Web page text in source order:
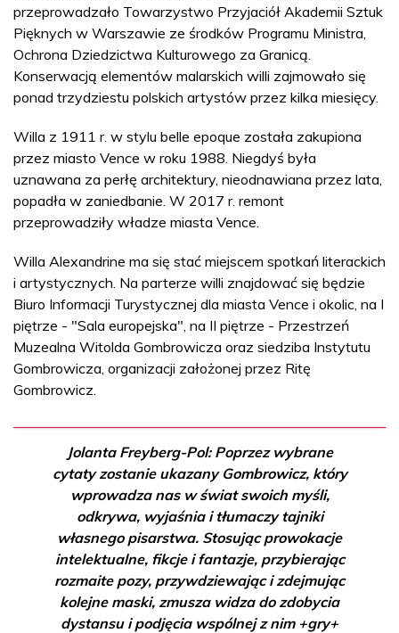
przeprowadzało Towarzystwo Przyjaciół Akademii Sztuk
Pięknych w Warszawie ze środków Programu Ministra,
Ochrona Dziedzictwa Kulturowego za Granicą.
Konserwacją elementów malarskich willi zajmowało się
ponad trzydziestu polskich artystów przez kilka miesięcy.
Willa z 1911 r. w stylu belle epoque została zakupiona
przez miasto Vence w roku 1988. Niegdyś była
uznawana za perłę architektury, nieodnawiana przez lata,
popadła w zaniedbanie. W 2017 r. remont
przeprowadziły władze miasta Vence.
Willa Alexandrine ma się stać miejscem spotkań literackich
i artystycznych. Na parterze willi znajdować się będzie
Biuro Informacji Turystycznej dla miasta Vence i okolic, na I
piętrze - "Sala europejska", na II piętrze - Przestrzeń
Muzealna Witolda Gombrowicza oraz siedziba Instytutu
Gombrowicza, organizacji założonej przez Ritę
Gombrowicz.
Jolanta Freyberg-Pol: Poprzez wybrane
cytaty zostanie ukazany Gombrowicz, który
wprowadza nas w świat swoich myśli,
odkrywa, wyjaśnia i tłumaczy tajniki
własnego pisarstwa. Stosując prowokacje
intelektualne, fikcje i fantazje, przybierając
rozmaite pozy, przywdziewając i zdejmując
kolejne maski, zmusza widza do zdobycia
dystansu i podjęcia wspólnej z nim +gry+